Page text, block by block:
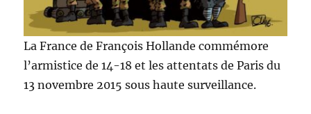
La France de François Hollande commémore
l’armistice de 14-18 et les attentats de Paris du
13 novembre 2015 sous haute surveillance.